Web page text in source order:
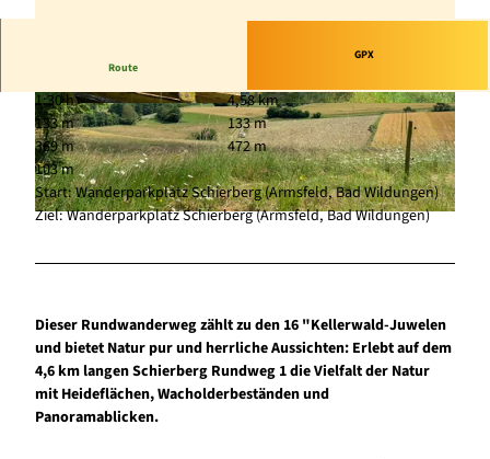
© Schröder, Naturpark Kellerwald-Edersee
© Schröder, Naturpark Kellerwald-Edersee © Schröder, Naturpark Kellerwald-Edersee
Route
GPX
1:30 h
4,58 km
133 m
133 m
369 m
472 m
103 m
Start: Wanderparkplatz Schierberg (Armsfeld, Bad Wildungen)
Ziel: Wanderparkplatz Schierberg (Armsfeld, Bad Wildungen)
Dieser Rundwanderweg zählt zu den 16 "Kellerwald-Juwelen
und bietet Natur pur und herrliche Aussichten: Erlebt auf dem
4,6 km langen Schierberg Rundweg 1 die Vielfalt der Natur
mit Heideflächen, Wacholderbeständen und
Panoramablicken.